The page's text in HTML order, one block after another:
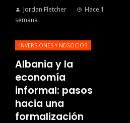
Jordan Fletcher
Hace 1
semana
INVERSIONES Y NEGOCIOS
Albania y la
economía
informal: pasos
hacia una
formalización